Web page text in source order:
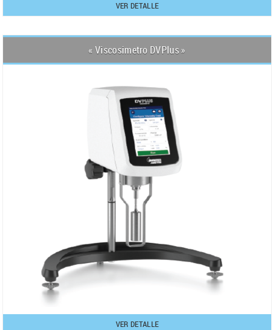
VER DETALLE
« Viscosimetro DVPlus »
VER DETALLE